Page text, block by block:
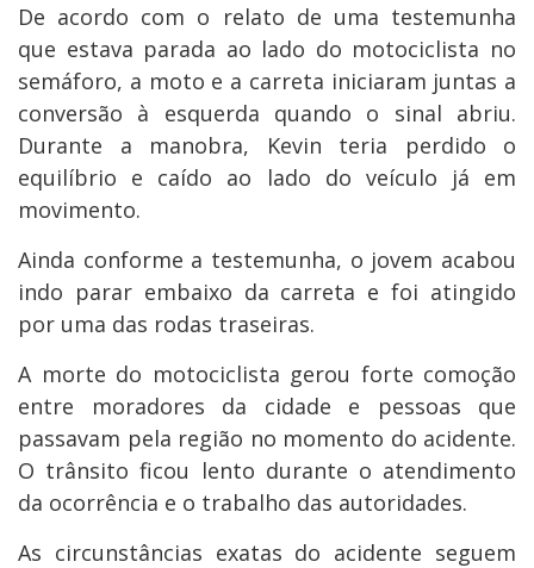
De acordo com o relato de uma testemunha
que estava parada ao lado do motociclista no
semáforo, a moto e a carreta iniciaram juntas a
conversão à esquerda quando o sinal abriu.
Durante a manobra, Kevin teria perdido o
equilíbrio e caído ao lado do veículo já em
movimento.
Ainda conforme a testemunha, o jovem acabou
indo parar embaixo da carreta e foi atingido
por uma das rodas traseiras.
A morte do motociclista gerou forte comoção
entre moradores da cidade e pessoas que
passavam pela região no momento do acidente.
O trânsito ficou lento durante o atendimento
da ocorrência e o trabalho das autoridades.
As circunstâncias exatas do acidente seguem